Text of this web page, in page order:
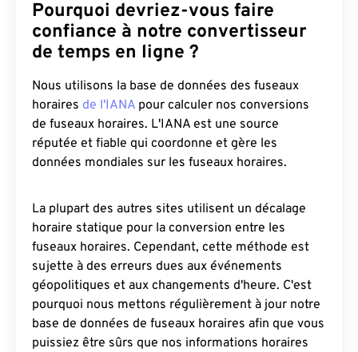
Pourquoi devriez-vous faire
confiance à notre convertisseur
de temps en ligne ?
Nous utilisons la base de données des fuseaux
horaires de l'IANA pour calculer nos conversions
de fuseaux horaires. L'IANA est une source
réputée et fiable qui coordonne et gère les
données mondiales sur les fuseaux horaires.
La plupart des autres sites utilisent un décalage
horaire statique pour la conversion entre les
fuseaux horaires. Cependant, cette méthode est
sujette à des erreurs dues aux événements
géopolitiques et aux changements d'heure. C'est
pourquoi nous mettons régulièrement à jour notre
base de données de fuseaux horaires afin que vous
puissiez être sûrs que nos informations horaires